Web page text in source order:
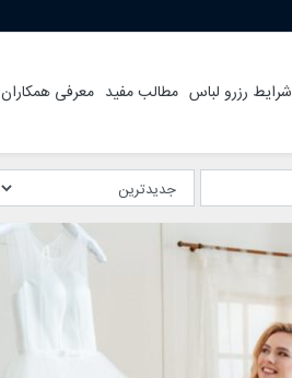
شرایط رزرو لباس مطالب مفید معرفی همکاران